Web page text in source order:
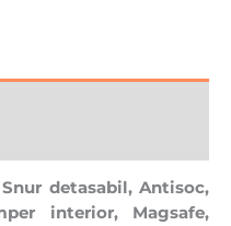
detasabil, Antisoc,
interior, Magsafe,